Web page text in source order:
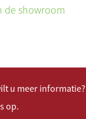
de showroom
u meer informatie?
op.